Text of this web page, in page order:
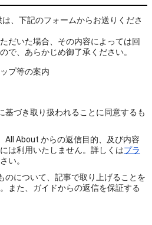
、下記のフォームからお送りくださ
だいた場合、その内容によっては回
で、あらかじめ御了承ください。
プ等の案内
基づき取り扱われることに同意するも
All About からの返信目的、及び内容
は利用いたしません。詳しくはプラ
い。
のについて、記事で取り上げることを
また、ガイドからの返信を保証する